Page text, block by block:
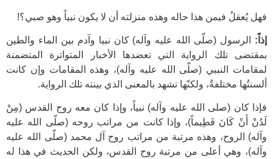
فهل يُعقلُ فيمن هذا حاله وهذه منزلته أن لا يكون نبياً وهو صبي؟!
إذاً: الرسول (صلّى الله عليه وآله) كان نبيا وآدم بين الماء والطين
بمقتضى تلك الرواية التي تعضدها الأخبار المتواترة المتضمنة
لمقامات النببي (صلّى الله عليه وآله)، وهذه المقامات وإن كانت
ألسنتُها مختلفةٌ، ولكنّها تشهد بالمعنى الذي بينته تلك الرواية.
فإذا كان (صلى الله عليه وآله) نبياً، وإذا كان معه روح القدس (مِنْ
لَدُنْ أَنْ كَانَ فَطِيماً)، وإذا كانت من مراتب روحه (صلّى الله عليه
وآله) الروح، وهذه مرتبة من مراتب روح آل محمد (صلّى الله عليه
وآله)، وهي أعلى من مرتبة روح القدس، ولكن الحديث في هذا له